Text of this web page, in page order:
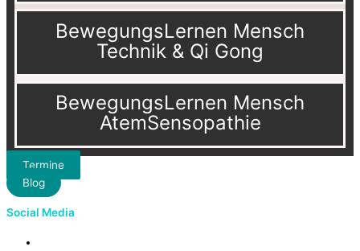
BewegungsLernen Mensch
Technik & Qi Gong
BewegungsLernen Mensch
AtemSensopathie
Termine
Blog
Social Media